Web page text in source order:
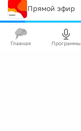
Прямой эфир
Главная Программы